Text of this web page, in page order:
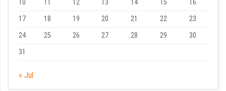
10
11 12 13 14 15
16
17
18 19 20 21 22
23
24
25 26 27 28 29
30
31
« Jul